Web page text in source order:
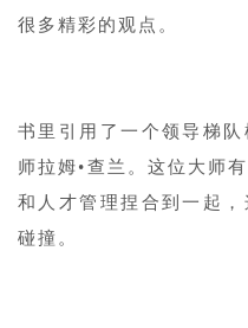
很多精彩的观点。
书里引用了一个领导梯
师拉姆•查兰。这位大师
和人才管理捏合到一起
碰撞。